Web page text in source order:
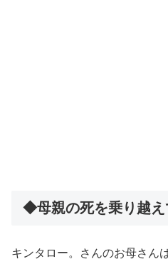
◆母親の死を乗り越え
キンタロー。さんのお母さん